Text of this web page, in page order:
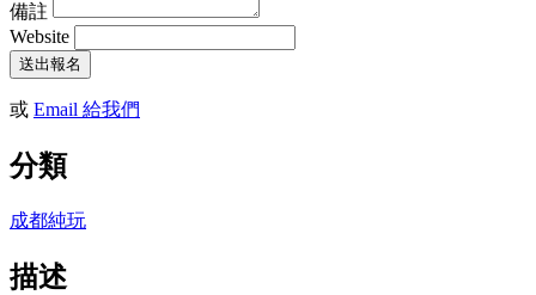
備註
Website
送出報名
或 Email 給我們
分類
成都純玩
描述